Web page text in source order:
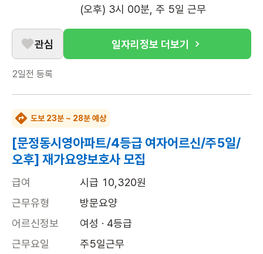
(오후) 3시 00분, 주 5일 근무
관심 일자리정보 더보기
2일전 등록
도보 23분 ~ 28분 예상
[문정동시영아파트/4등급 여자어르신/주5일/
오후] 재가요양보호사 모집
급여
시급 10,320원
근무유형
방문요양
어르신정보
여성 · 4등급
근무요일
주5일근무